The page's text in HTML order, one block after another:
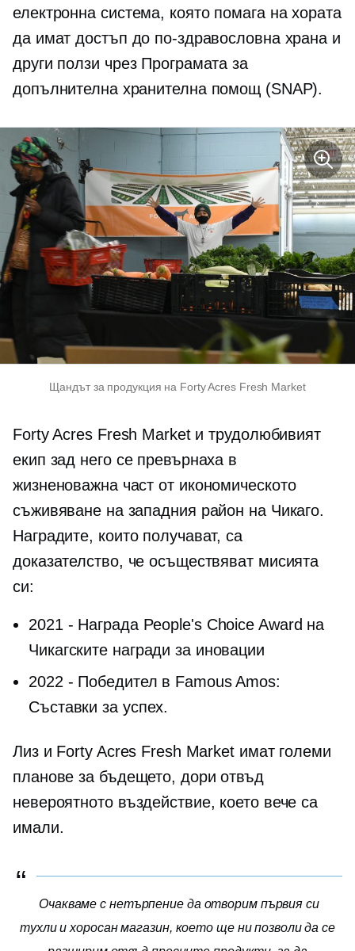
електронна система, която помага на хората
да имат достъп до по-здравословна храна и
други ползи чрез Програмата за
допълнителна хранителна помощ (SNAP).
Щандът за продукция на Forty Acres Fresh Market
Forty Acres Fresh Market и трудолюбивият
екип зад него се превърнаха в
жизненоважна част от икономическото
съживяване на западния район на Чикаго.
Наградите, които получават, са
доказателство, че осъществяват мисията
си:
2021 - Награда People's Choice Award на
Чикагските награди за иновации
2022 - Победител в Famous Amos:
Съставки за успех.
Лиз и Forty Acres Fresh Market имат големи
планове за бъдещето, дори отвъд
невероятното въздействие, което вече са
имали.
Очакваме с нетърпение да отворим първия си
тухли и хоросанмагазин, което ще ни позволи да се